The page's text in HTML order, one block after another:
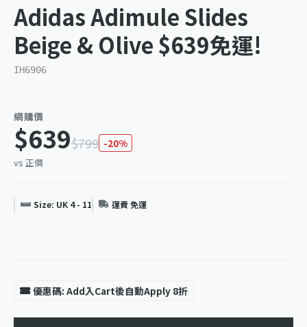
Adidas Adimule Slides
Beige & Olive $639免運!
IH6906
網購價
$639$799 -20%
vs 正價
Size: UK 4 - 11 運費 免運
優惠碼: Add入Cart後自動Apply 8折